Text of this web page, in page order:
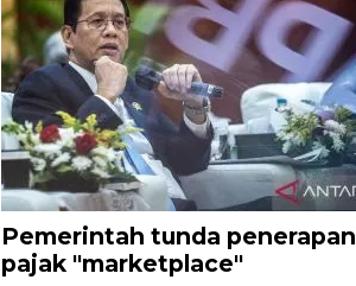
Pemerintah tunda penerapan
pajak "marketplace"